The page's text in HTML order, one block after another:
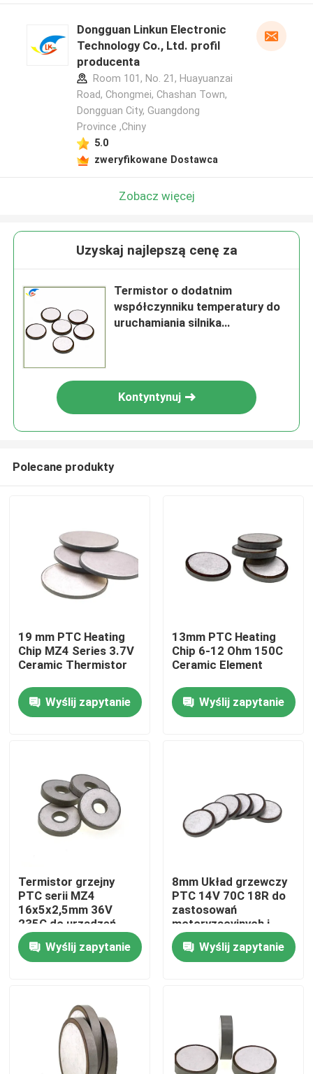
Do domu
Produkty
O nas
Kontrola jakości
Skontaktuj się z nami
Sprawy
Termistor PTC
Dongguan Linkun Electronic
Technology Co., Ltd. profil
producenta
Room 101, No. 21, Huayuanzai
Road, Chongmei, Chashan Town,
Dongguan City, Guangdong
Province ,Chiny
5.0
zweryfikowane Dostawca
Zobacz więcej
Uzyskaj najlepszą cenę za
Termistor o dodatnim
współczynniku temperatury do
uruchamiania silnika
Kontyntynuj
Polecane produkty
19 mm PTC Heating
Chip MZ4 Series 3.7V
Ceramic Thermistor
Wyślij zapytanie
13mm PTC Heating
Chip 6-12 Ohm 150C
Ceramic Element
Wyślij zapytanie
Termistor grzejny
PTC serii MZ4
16x5x2,5mm 36V
235C do urządzeń
motoryzacyjnych
Wyślij zapytanie
8mm Układ grzewczy
PTC 14V 70C 18R do
zastosowań
motoryzacyjnych i
AGD
Wyślij zapytanie